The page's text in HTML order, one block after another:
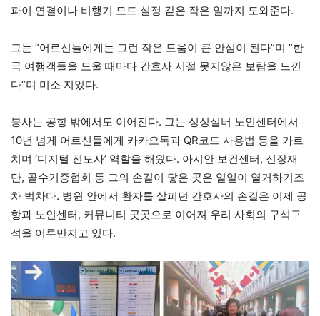
파이 연결이나 비행기 모드 설정 같은 작은 일까지 도와준다.
그는 “어르신들에게는 그런 작은 도움이 큰 안심이 된다”며 “한
국 여행객들을 도울 때마다 간호사 시절 못지않은 보람을 느낀
다”며 미소 지었다.
봉사는 공항 밖에서도 이어진다. 그는 싱싱실버 노인센터에서
10년 넘게 어르신들에게 카카오톡과 QR코드 사용법 등을 가르
치며 ‘디지털 전도사’ 역할을 해왔다. 아시안 보건센터, 신장재
단, 골수기증협회 등 그의 손길이 닿은 곳은 일일이 열거하기조
차 벅차다. 병원 안에서 환자를 살피던 간호사의 손길은 이제 공
항과 노인센터, 커뮤니티 곳곳으로 이어져 우리 사회의 구석구
석을 어루만지고 있다.